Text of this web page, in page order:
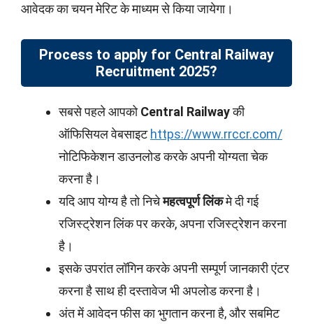
आवेदक का चयन मेरिट के माध्यम से किया जायेगा।
Process to apply for Central Railway
Recruitment 2025?
सबसे पहले आपकोCentral Railwayकी
ऑफिसियल वेबसाइटhttps://www.rrccr.com/
नोटिफिकेशन डाउनलोड करके अपनी योग्यता चेक
करना है।
यदि आप योग्य है तो निचेमहत्वपूर्ण लिंकमे दी गई
रजिस्ट्रेशन लिंक पर करके, अपना रजिस्ट्रेशन करना
है।
इसके उपरांत लॉगिन करके अपनी सम्पूर्ण जानकारी एंटर
करना है साथ ही दस्तावेज भी अपलोड करना है।
अंत में आवेदन फीस का भुगतान करना है, और सबमिट